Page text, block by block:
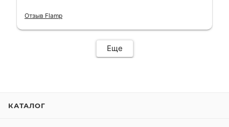
гарантии, поэтому и обратился в этот
Отзыв Flamp
Еще
КАТАЛОГ